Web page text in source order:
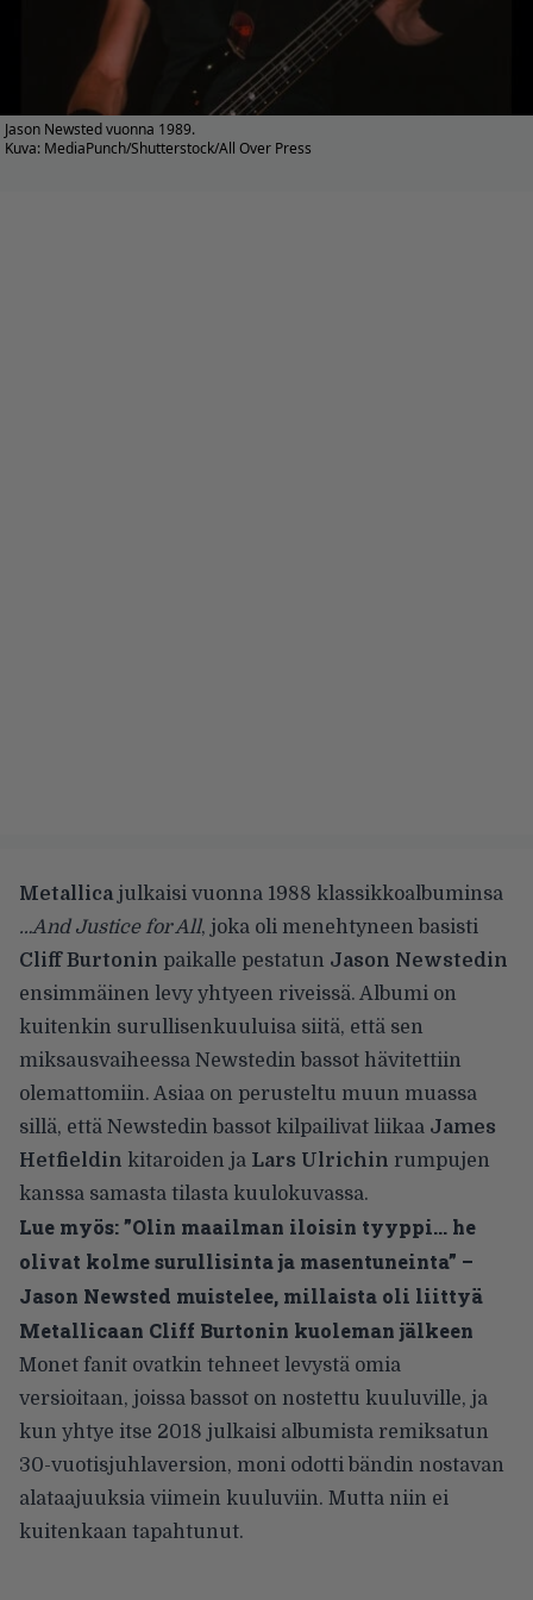
Jason Newsted vuonna 1989.
Kuva: MediaPunch/Shutterstock/All Over Press
Metallicajulkaisi vuonna 1988 klassikkoalbuminsa
…And Justice for All, joka oli menehtyneen basisti
Cliff Burtonin paikalle pestatun Jason Newstedin
ensimmäinen levy yhtyeen riveissä. Albumi on
kuitenkin surullisenkuuluisa siitä, että sen
miksausvaiheessa Newstedin bassot hävitettiin
olemattomiin. Asiaa on perusteltu muun muassa
sillä, että Newstedin bassot kilpailivat liikaa James
Hetfieldin kitaroiden ja Lars Ulrichin rumpujen
kanssa samasta tilasta kuulokuvassa.
Lue myös:”Olin maailman iloisin tyyppi… he
olivat kolme surullisinta ja masentuneinta” –
Jason Newsted muistelee, millaista oli liittyä
Metallicaan Cliff Burtonin kuoleman jälkeen
Monet fanit ovatkin tehneet levystä omia
versioitaan, joissa bassot on nostettu kuuluville, ja
kun yhtye itse 2018 julkaisi albumista remiksatun
30-vuotisjuhlaversion, moni odotti bändin nostavan
alataajuuksia viimein kuuluviin. Mutta niin ei
kuitenkaan tapahtunut.